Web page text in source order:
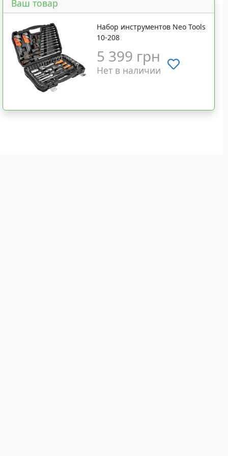
Ваш товар
Набор инструментов Neo Tools
10-208
5 399 грн
Нет в наличии